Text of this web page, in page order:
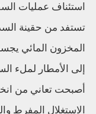
استئناف عمليات
تستفد من حقينة
المخزون المائي
إلى الأمطار لملء
أصبحت تعاني من
الاستغلال المفرط